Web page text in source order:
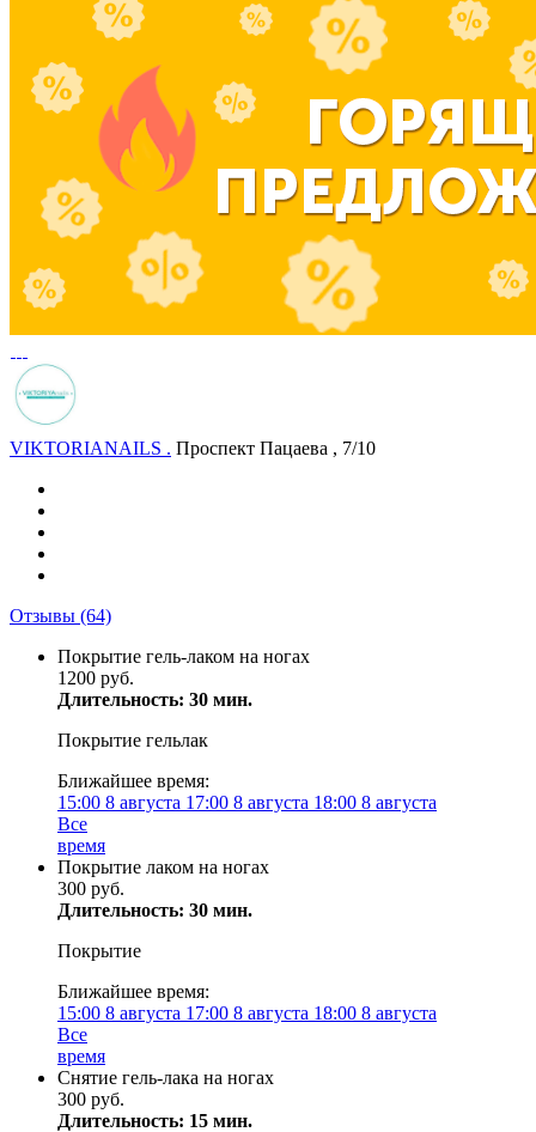
VIKTORIANAILS . Проспект Пацаева , 7/10
Отзывы (64)
Покрытие гель-лаком на ногах
1200 руб.
Длительность: 30 мин.
Покрытие гельлак
Ближайшее время:
15:00 8 августа 17:00 8 августа 18:00 8 августа
Все
время
Покрытие лаком на ногах
300 руб.
Длительность: 30 мин.
Покрытие
Ближайшее время:
15:00 8 августа 17:00 8 августа 18:00 8 августа
Все
время
Снятие гель-лака на ногах
300 руб.
Длительность: 15 мин.